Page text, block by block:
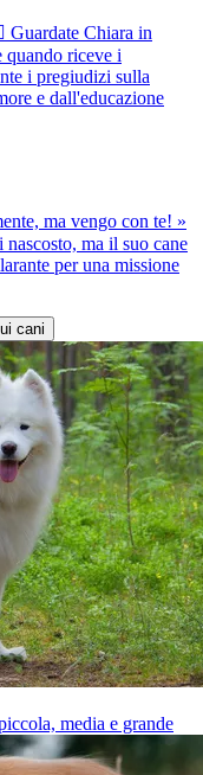
Guardate Chiara in
quando riceve i
i pregiudizi sulla
e dall'educazione
ma vengo con te! »
ma il suo cane
per una missione
cani
media e grande